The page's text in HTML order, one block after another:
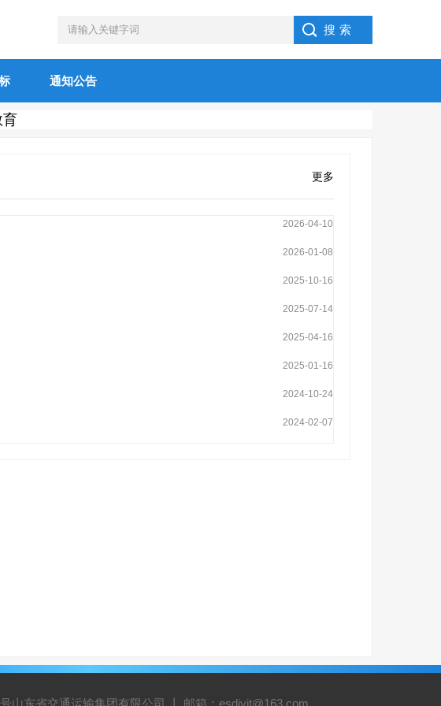
通知公告
2026-04-10
2026-01-08
2025-10-16
2025-07-14
2025-04-16
2025-01-16
2024-10-24
2024-02-07
更多
山东省交通运输集团有限公司 丨 邮箱：esdjyjt@163.com